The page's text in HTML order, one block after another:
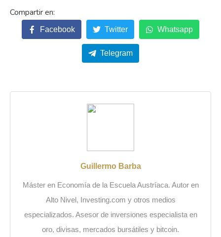
Facebook Twitter Whatsapp
Telegram
Guillermo Barba
Máster en Economía de la Escuela Austríaca. Autor en
Alto Nivel, Investing.com y otros medios
especializados. Asesor de inversiones especialista en
oro, divisas, mercados bursátiles y bitcoin.